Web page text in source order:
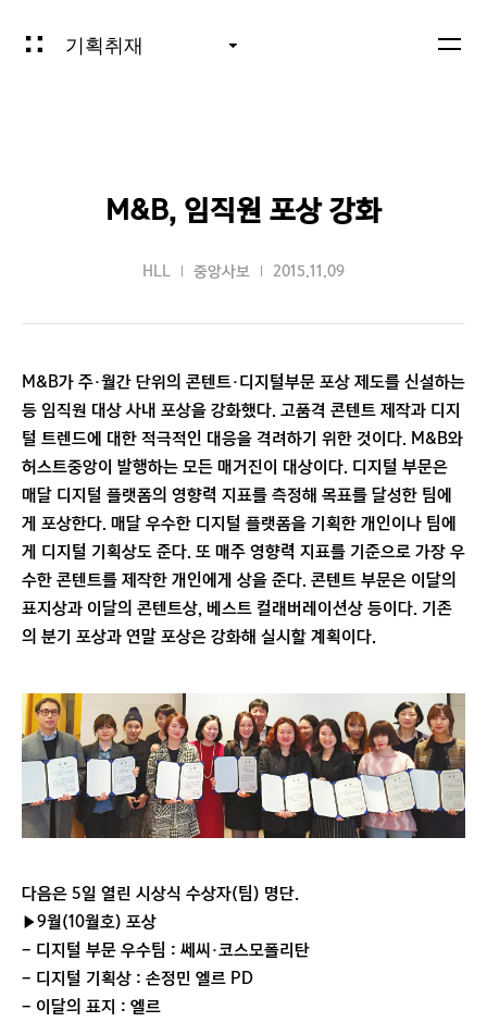
기획취재
M&B, 임직원 포상 강화
HLL 중앙사보 2015.11.09
M&B가 주·월간 단위의 콘텐트·디지털부문 포상 제도를 신설하는
등 임직원 대상 사내 포상을 강화했다. 고품격 콘텐트 제작과 디지
털 트렌드에 대한 적극적인 대응을 격려하기 위한 것이다. M&B와
허스트중앙이 발행하는 모든 매거진이 대상이다. 디지털 부문은
매달 디지털 플랫폼의 영향력 지표를 측정해 목표를 달성한 팀에
게 포상한다. 매달 우수한 디지털 플랫폼을 기획한 개인이나 팀에
게 디지털 기획상도 준다. 또 매주 영향력 지표를 기준으로 가장 우
수한 콘텐트를 제작한 개인에게 상을 준다. 콘텐트 부문은 이달의
표지상과 이달의 콘텐트상, 베스트 컬래버레이션상 등이다. 기존
의 분기 포상과 연말 포상은 강화해 실시할 계획이다.
다음은 5일 열린 시상식 수상자(팀) 명단.
▶9월(10월호) 포상
- 디지털 부문 우수팀 : 쎄씨·코스모폴리탄
- 디지털 기획상 : 손정민 엘르 PD
- 이달의 표지 : 엘르